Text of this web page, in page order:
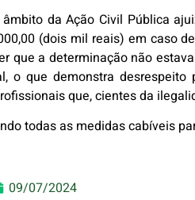
da Ação Civil Pública
(dois mil reais) em caso
que a determinação não
o que demonstra
que, cientes da
todas as medidas cabíveis
09/07/2024